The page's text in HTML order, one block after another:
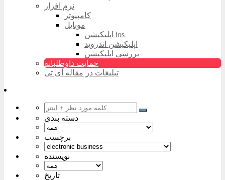
نرم افزار
کامپیوتر
موبایل
اپلیکیشن ios
اپلیکیشن اندروید
بررسی اپلیکیشن
حمایت داوطلبانه
تبلیغات در مقاله آی تی
دسته بندی
برچسب
نویسنده
تاریخ